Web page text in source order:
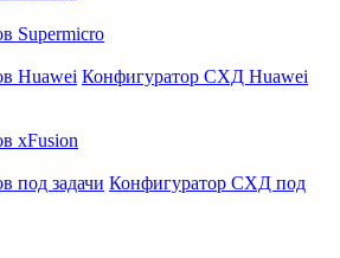
Supermicro
Huawei Конфигуратор СХД Huawei
xFusion
под задачи Конфигуратор СХД под